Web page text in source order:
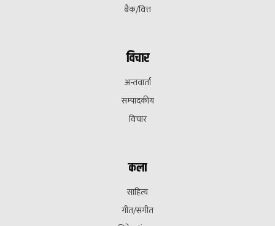
बैक/वित्त
विचार
अन्तवार्ता
सम्पादकीय
विचार
कला
साहित्य
गीत/संगीत